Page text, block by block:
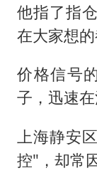
他指了指
在大家想
价格信号
子，迅速在
上海静安
控"，却常